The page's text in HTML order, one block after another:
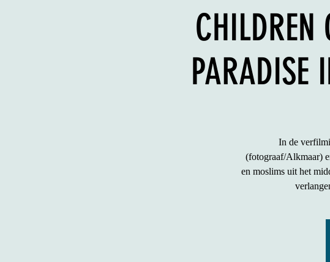
In de
(fotograaf/Alkmaar)
en moslims uit het